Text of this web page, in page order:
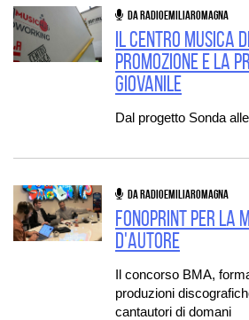
DA RADIOEMILIAROMAGNA
Il Centro Musica
promozione e la
giovanile
Dal progetto Sonda
DA RADIOEMILIAROMAGNA
Fonoprint per la
d'autore
Il concorso BMA,
produzioni
cantautori di domani